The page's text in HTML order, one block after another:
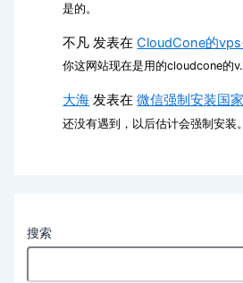
是的。
不凡 发表在CloudCone的
你这网站现在是用的cloudcone的
大海 发表在微信强制安装国
还没有遇到，以后估计会强制安装。
搜索